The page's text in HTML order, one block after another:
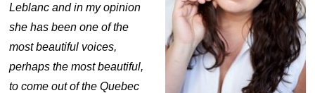
Leblanc and in my opinion
she has been one of the
most beautiful voices,
perhaps the most beautiful,
to come out of the Quebec